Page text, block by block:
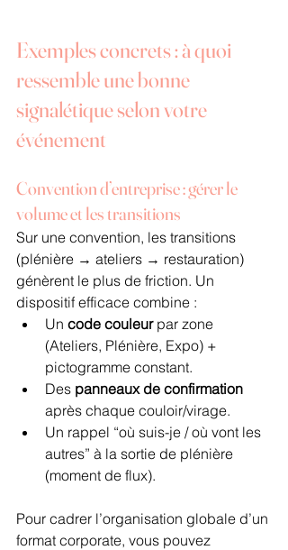
Exemples concrets : à quoi
ressemble une bonne
signalétique selon votre
événement
Convention d’entreprise : gérer le
volume et les transitions
Sur une convention, les transitions
(plénière → ateliers → restauration)
génèrent le plus de friction. Un
dispositif efficace combine :
Un code couleur par zone
(Ateliers, Plénière, Expo) +
pictogramme constant.
Des panneaux de confirmation
après chaque couloir/virage.
Un rappel “où suis-je / où vont les
autres” à la sortie de plénière
(moment de flux).
Pour cadrer l’organisation globale d’un
format corporate, vous pouvez